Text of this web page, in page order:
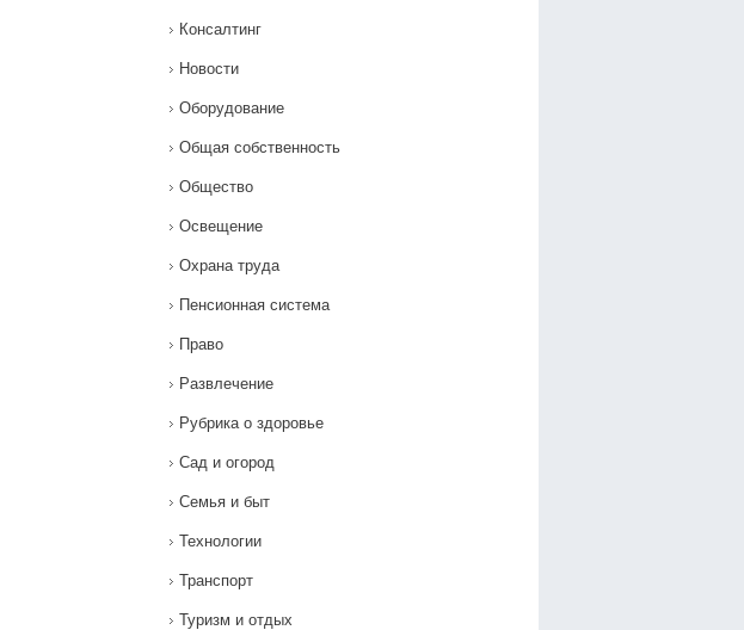
Консалтинг
Новости
Оборудование
Общая собственность
Общество
Освещение
Охрана труда
Пенсионная система
Право
Развлечение
Рубрика о здоровье
Сад и огород
Семья и быт
Технологии
Транспорт
Туризм и отдых